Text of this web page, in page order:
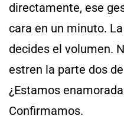
directamente, ese
cara en un minuto.
decides el volumen.
estren la parte dos
¿Estamos
Confirmamos.